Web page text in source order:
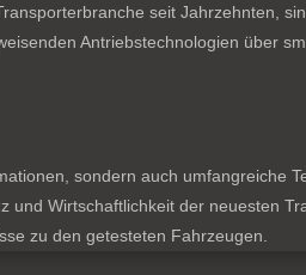
seit Jahrzehnten,
Antriebstechnologien über
sondern auch umfangreiche
und Wirtschaftlichkeit der neuesten
zu den getesteten Fahrzeugen.